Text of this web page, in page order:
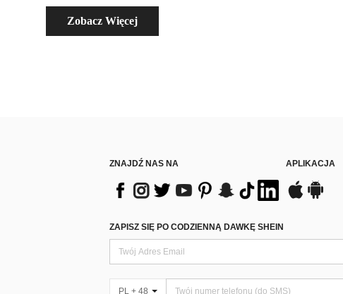
Zobacz Więcej
ZNAJDŹ NAS NA APLIKACJA
ZAPISZ SIĘ PO CODZIENNĄ DAWKĘ SHEIN
PL + 48